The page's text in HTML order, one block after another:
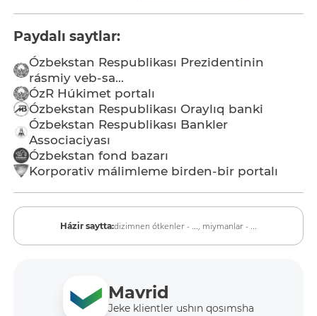
Paydalı saytlar:
Ózbekstan Respublikası Prezidentinin
rásmiy veb-sa...
ÓzR Húkimet portalı
Ózbekstan Respublikası Oraylıq banki
Ózbekstan Respublikası Bankler
Associaciyası
Ózbekstan fond bazarı
Korporativ málimleme birden-bir portalı
Házir saytta:dizimnen ótkenler - ..., miymanlar - ...
Mavrid
Jeke klientler ushın qosımsha